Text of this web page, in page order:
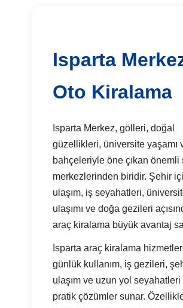
Isparta
Oto Kiralama
Isparta Merkez, gölleri, doğal
güzellikleri, üniversite yaşamı
bahçeleriyle öne çıkan önemli
merkezlerinden biridir. Şehir içi
ulaşım, iş seyahatleri,
ulaşımı ve doğa gezileri
araç kiralama büyük avantaj
Isparta araç kiralama
günlük kullanım, iş gezileri,
ulaşım ve uzun yol seyahatleri
pratik çözümler sunar.